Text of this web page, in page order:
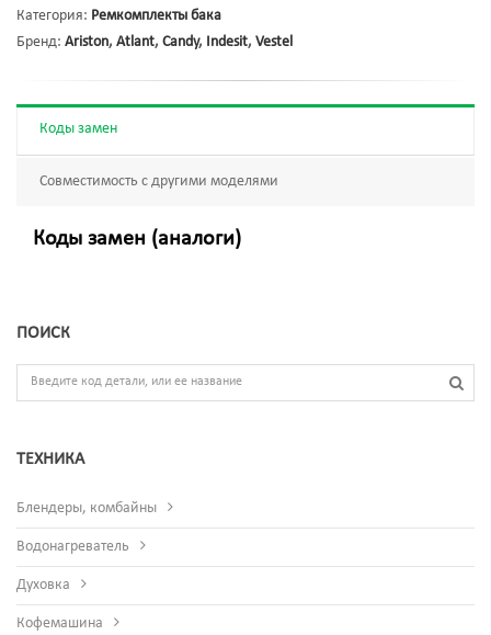
Категория: Ремкомплекты бака
Бренд: Ariston, Atlant, Candy, Indesit, Vestel
Коды замен
Совместимость с другими моделями
Коды замен (аналоги)
ПОИСК
ТЕХНИКА
Блендеры, комбайны
Водонагреватель
Духовка
Кофемашина